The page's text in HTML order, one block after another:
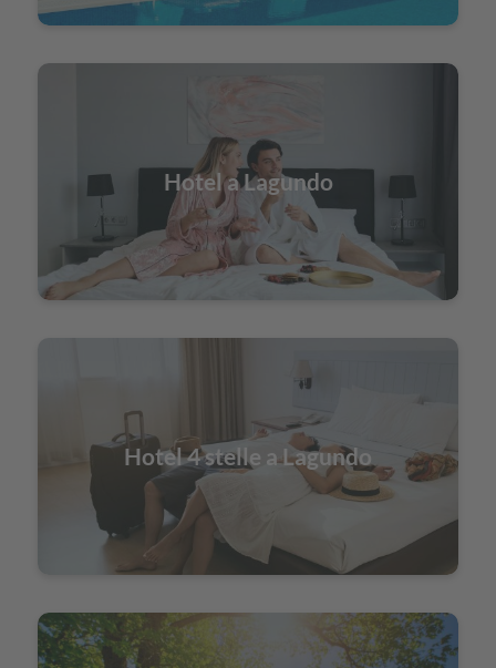
Hotel a Lagundo
Hotel 4 stelle a Lagundo